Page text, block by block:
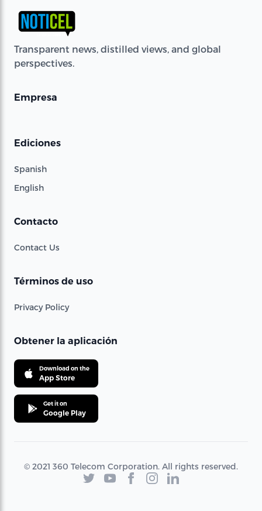
Transparent news, distilled views, and global
perspectives.
Empresa
Ediciones
Spanish
English
Contacto
Contact Us
Términos de uso
Privacy Policy
Obtener la aplicación
Download on the
App Store
Get it on
Google Play
© 2021 360 Telecom Corporation. All rights reserved.